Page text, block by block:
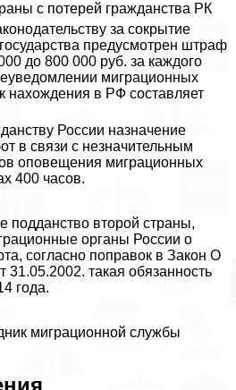
с потерей гражданства РК
за сокрытие
предусмотрен штраф
до 800 000 руб. за каждого
миграционных
нахождения в РФ составляет
России назначение
в связи с незначительным
оповещения миграционных
400 часов.
второй страны,
органы России о
согласно поправок в Закон О
такая обязанность
года.
миграционной службы